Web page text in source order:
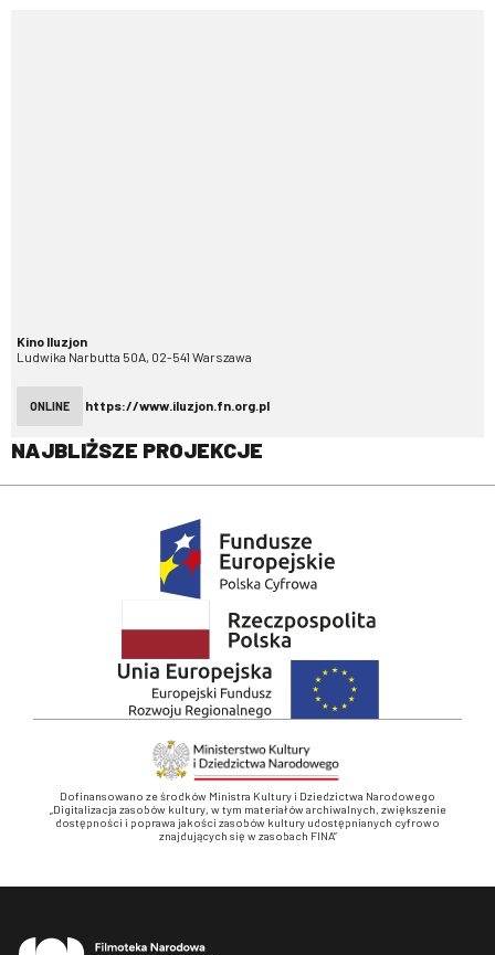
Kino Iluzjon
Ludwika Narbutta 50A, 02-541 Warszawa
ONLINE https://www.iluzjon.fn.org.pl
NAJBLIŻSZE PROJEKCJE
Dofinansowano ze środków Ministra Kultury i Dziedzictwa Narodowego
„Digitalizacja zasobów kultury, w tym materiałów archiwalnych, zwiększenie
dostępności i poprawa jakości zasobów kultury udostępnianych cyfrowo
znajdujących się w zasobach FINA”